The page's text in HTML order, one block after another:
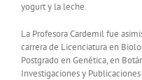
yogurt y la leche.
La Profesora Cardemil fue
carrera de Licenciatura en
Postgrado en Genética, en
Investigaciones y